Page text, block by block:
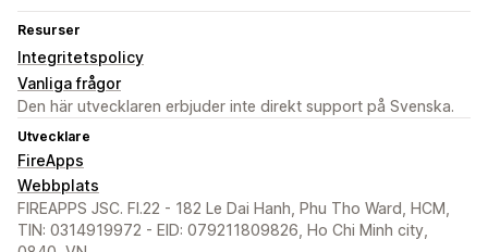
Resurser
Integritetspolicy
Vanliga frågor
Den här utvecklaren erbjuder inte direkt support på Svenska.
Utvecklare
FireApps
Webbplats
FIREAPPS JSC. Fl.22 - 182 Le Dai Hanh, Phu Tho Ward, HCM,
TIN: 0314919972 - EID: 079211809826, Ho Chi Minh city,